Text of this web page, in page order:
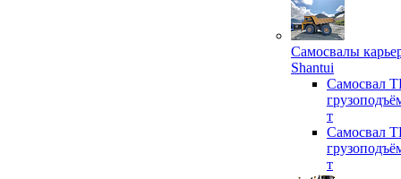
Самосвалы
Shantui
Самосвал
т
Самосвал
т